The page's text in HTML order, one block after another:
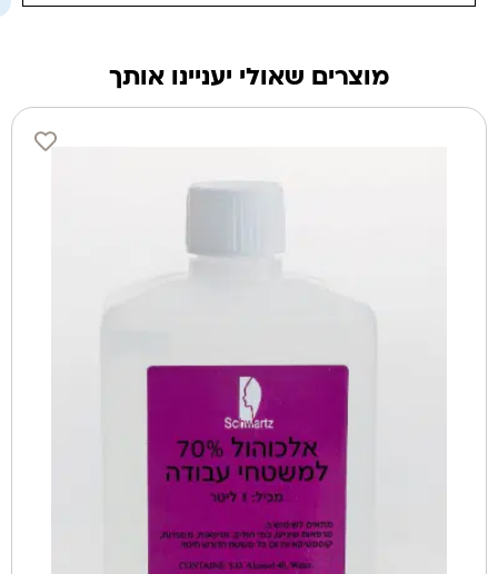
מוצרים שאולי יעניינו אותך